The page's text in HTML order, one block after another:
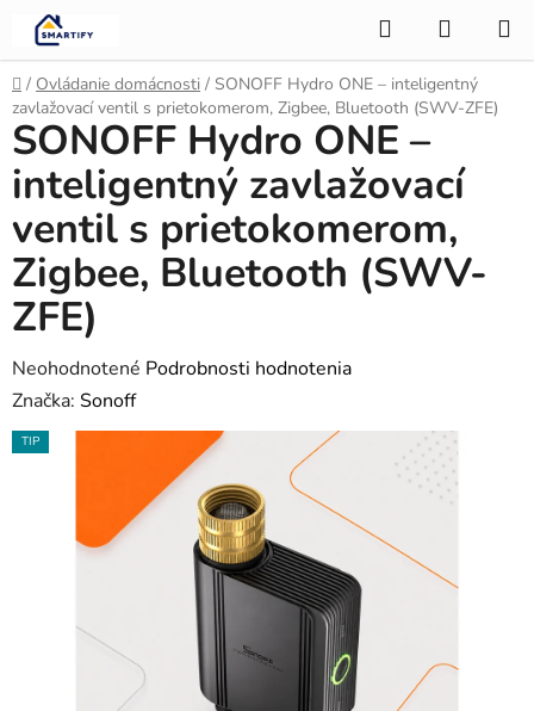
Prejsť
obsah
Hľadať
KOŠÍK
Domov
/ Ovládanie domácnosti / SONOFF Hydro ONE – inteligentný
zavlažovací ventil s prietokomerom, Zigbee, Bluetooth (SWV-ZFE)
SONOFF Hydro ONE –
inteligentný zavlažovací
ventil s prietokomerom,
Zigbee, Bluetooth (SWV-
ZFE)
Priemerné
hodnotenie
produktu
Neohodnotené Podrobnosti hodnotenia
Značka: Sonoff
TIP